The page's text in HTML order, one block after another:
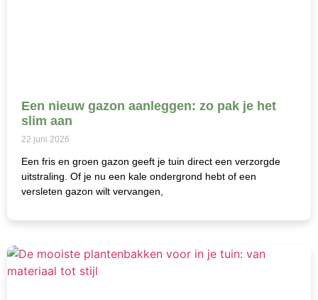
Een nieuw gazon aanleggen: zo pak je het
slim aan
22 juni 2026
Een fris en groen gazon geeft je tuin direct een verzorgde
uitstraling. Of je nu een kale ondergrond hebt of een
versleten gazon wilt vervangen,